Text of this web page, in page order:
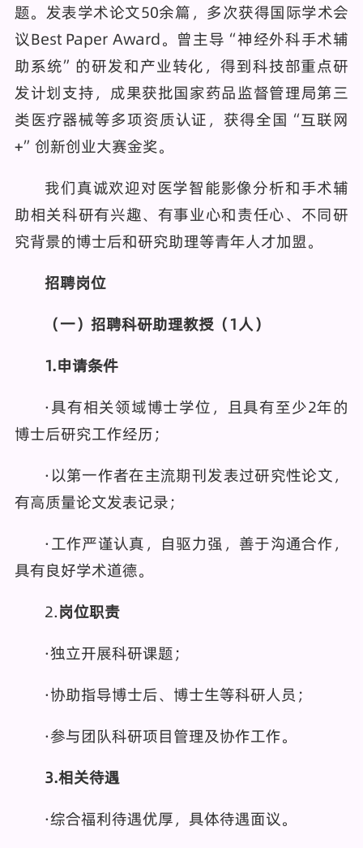
题。发表学术论文50余篇，多次获得国际学术会
议Best Paper Award。曾主导“神经外科手术辅
助系统”的研发和产业转化，得到科技部重点研
发计划支持，成果获批国家药品监督管理局第三
类医疗器械等多项资质认证，获得全国“互联网
+”创新创业大赛金奖。
我们真诚欢迎对医学智能影像分析和手术辅
助相关科研有兴趣、有事业心和责任心、不同研
究背景的博士后和研究助理等青年人才加盟。
招聘岗位
（一）招聘科研助理教授（1人）
1.申请条件
·具有相关领域博士学位，且具有至少2年的
博士后研究工作经历；
·以第一作者在主流期刊发表过研究性论文，
有高质量论文发表记录；
·工作严谨认真，自驱力强，善于沟通合作，
具有良好学术道德。
2.岗位职责
·独立开展科研课题；
·协助指导博士后、博士生等科研人员；
·参与团队科研项目管理及协作工作。
3.相关待遇
·综合福利待遇优厚，具体待遇面议。